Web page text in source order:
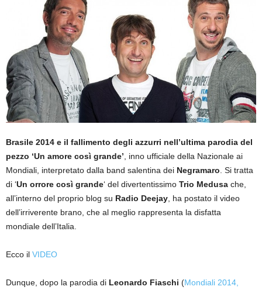
Brasile 2014 e il fallimento degli azzurri nell’ultima parodia del
pezzo ‘Un amore così grande’ , inno ufficiale della Nazionale ai
Mondiali, interpretato dalla band salentina dei Negramaro . Si tratta
di ‘Un orrore così grande‘ del divertentissimo Trio Medusa che,
all’interno del proprio blog su Radio Deejay , ha postato il video
dell’irriverente brano, che al meglio rappresenta la disfatta
mondiale dell’Italia.
Ecco il VIDEO
Dunque, dopo la parodia di Leonardo Fiaschi (Mondiali 2014,